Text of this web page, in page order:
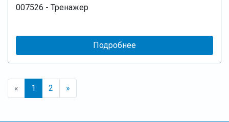
007526 - Тренажер
Подробнее
« 1 2 »